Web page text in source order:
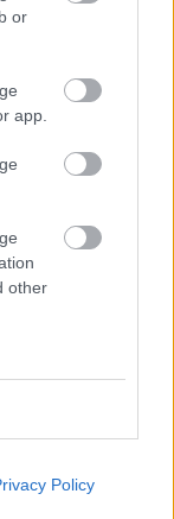
or
app.
other
Policy
... A kolbász
még kérjen